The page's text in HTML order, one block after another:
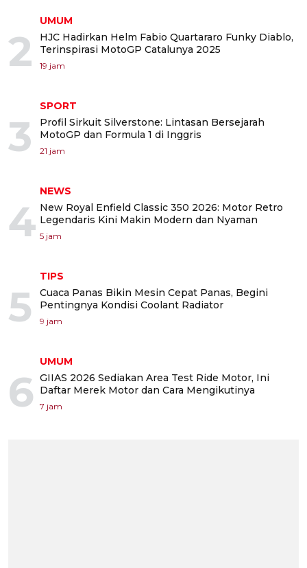
2
UMUM
HJC Hadirkan Helm Fabio Quartararo Funky Diablo,
Terinspirasi MotoGP Catalunya 2025
19 jam
3
SPORT
Profil Sirkuit Silverstone: Lintasan Bersejarah
MotoGP dan Formula 1 di Inggris
21 jam
4
NEWS
New Royal Enfield Classic 350 2026: Motor Retro
Legendaris Kini Makin Modern dan Nyaman
5 jam
5
TIPS
Cuaca Panas Bikin Mesin Cepat Panas, Begini
Pentingnya Kondisi Coolant Radiator
9 jam
6
UMUM
GIIAS 2026 Sediakan Area Test Ride Motor, Ini
Daftar Merek Motor dan Cara Mengikutinya
7 jam